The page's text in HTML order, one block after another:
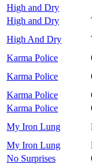
High and Dry
High and Dry
High And Dry
Karma Police
Karma Police
Karma Police
Karma Police
My Iron Lung
My Iron Lung
No Surprises